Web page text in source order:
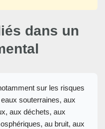
dans un
sur les risques
souterraines, aux
aux déchets, aux
au bruit, aux